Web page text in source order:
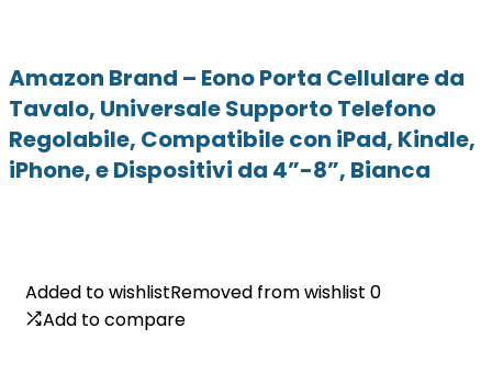
Amazon Brand – Eono Porta Cellulare da
Tavalo, Universale Supporto Telefono
Regolabile, Compatibile con iPad, Kindle,
iPhone, e Dispositivi da 4”-8”, Bianca
Added to wishlistRemoved from wishlist 0
Add to compare
Added to wishlistRemoved from wishlist 0
Add to compare